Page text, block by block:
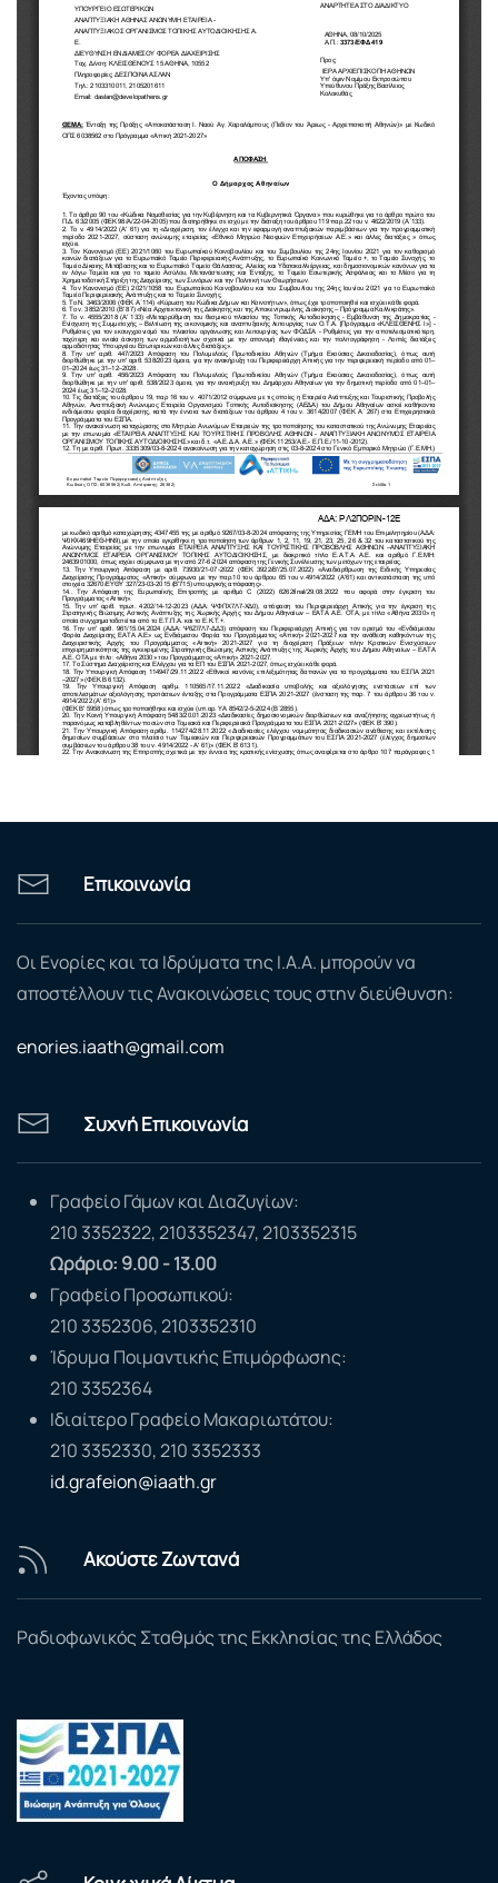
Επικοινωνία
Οι Ενορίες και τα Ιδρύματα της Ι.Α.Α. μπορούν να
αποστέλλουν τις Ανακοινώσεις τους στην διεύθυνση:
enories.iaath@gmail.com
Συχνή Επικοινωνία
Γραφείο Γάμων και Διαζυγίων:
210 3352322, 2103352347, 2103352315
Ωράριο: 9.00 - 13.00
Γραφείο Προσωπικού:
210 3352306, 2103352310
Ίδρυμα Ποιμαντικής Επιμόρφωσης:
210 3352364
Ιδιαίτερο Γραφείο Μακαριωτάτου:
210 3352330, 210 3352333
id.grafeion@iaath.gr
Ακούστε Ζωντανά
Ραδιοφωνικός Σταθμός της Εκκλησίας της Ελλάδος